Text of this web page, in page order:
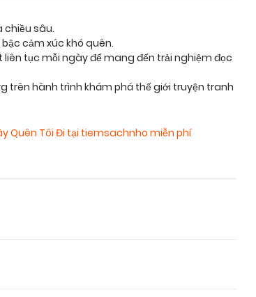
chiều sâu.
cảm xúc khó quên.
tục mỗi ngày để mang đến trải nghiệm đọc
trên hành trình khám phá thế giới truyện tranh
Quên Tôi Đi tại tiemsachnho miễn phí